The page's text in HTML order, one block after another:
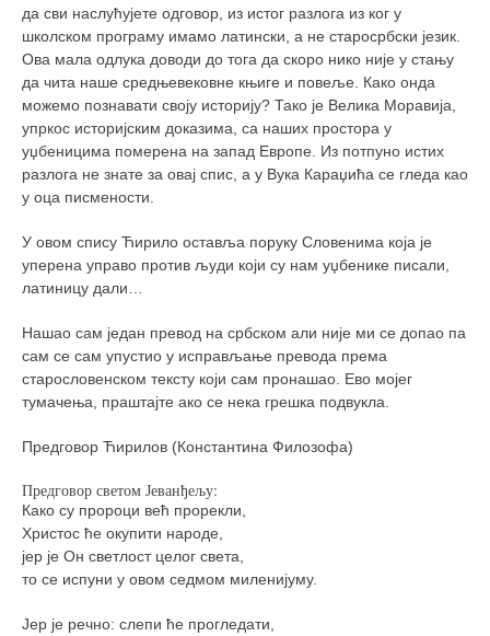
да сви наслућујете одговор, из истог разлога из ког у
школском програму имамо латински, а не старосрбски језик.
Ова мала одлука доводи до тога да скоро нико није у стању
да чита наше средњевековне књиге и повеље. Како онда
можемо познавати своју историју? Тако је Велика Моравија,
упркос историјским доказима, са наших простора у
уџбеницима померена на запад Европе. Из потпуно истих
разлога не знате за овај спис, а у Вука Караџића се гледа као
у оца писмености.
У овом спису Ћирило оставља поруку Словенима која је
уперена управо против људи који су нам уџбенике писали,
латиницу дали…
Нашао сам један превод на србском али није ми се допао па
сам се сам упустио у исправљање превода према
старословенском тексту који сам пронашао. Ево мојег
тумачења, праштајте ако се нека грешка подвукла.
Предговор Ћирилов (Константина Филозофа)
Предговор светом Јеванђељу:
Како су пророци већ прорекли,
Христос ће окупити народе,
јер је Он светлост целог света,
то се испуни у овом седмом миленијуму.
Јер је речно: слепи ће прогледати,